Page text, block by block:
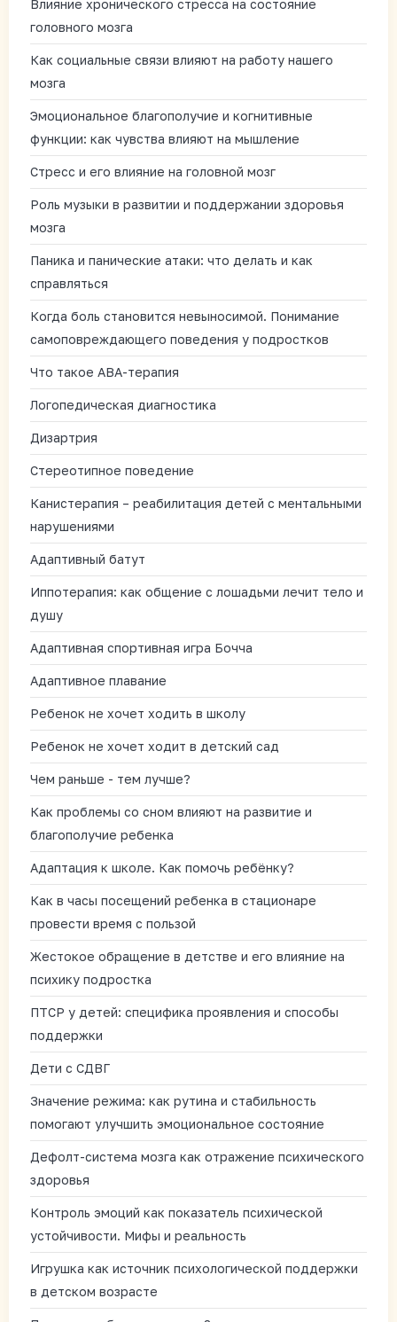
Влияние хронического стресса на состояние
головного мозга
Как социальные связи влияют на работу нашего
мозга
Эмоциональное благополучие и когнитивные
функции: как чувства влияют на мышление
Стресс и его влияние на головной мозг
Роль музыки в развитии и поддержании здоровья
мозга
Паника и панические атаки: что делать и как
справляться
Когда боль становится невыносимой. Понимание
самоповреждающего поведения у подростков
Что такое АВА-терапия
Логопедическая диагностика
Дизартрия
Стереотипное поведение
Канистерапия – реабилитация детей с ментальными
нарушениями
Адаптивный батут
Иппотерапия: как общение с лошадьми лечит тело и
душу
Адаптивная спортивная игра Бочча
Адаптивное плавание
Ребенок не хочет ходить в школу
Ребенок не хочет ходит в детский сад
Чем раньше - тем лучше?
Как проблемы со сном влияют на развитие и
благополучие ребенка
Адаптация к школе. Как помочь ребёнку?
Как в часы посещений ребенка в стационаре
провести время с пользой
Жестокое обращение в детстве и его влияние на
психику подростка
ПТСР у детей: специфика проявления и способы
поддержки
Дети с СДВГ
Значение режима: как рутина и стабильность
помогают улучшить эмоциональное состояние
Дефолт-система мозга как отражение психического
здоровья
Контроль эмоций как показатель психической
устойчивости. Мифы и реальность
Игрушка как источник психологической поддержки
в детском возрасте